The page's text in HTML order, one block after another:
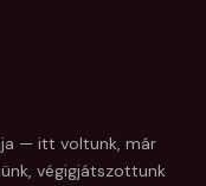
— itt voltunk, már
végigjátszottunk